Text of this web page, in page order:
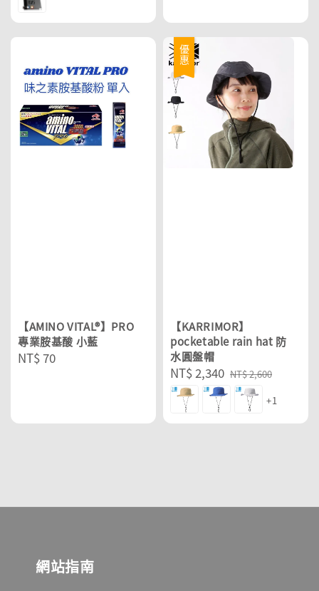
【AMINO VITAL®】PRO
專業胺基酸 小藍
Regular
NT$ 70
優惠
【KARRIMOR】
pocketable rain hat 防
水圓盤帽
Sale
price
NT$ 2,340 Regular
price
NT$ 2,600
+1
網站指南